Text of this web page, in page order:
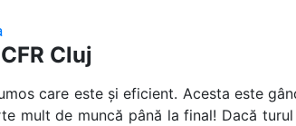
Cluj
care este și eficient. Acesta este
mult de muncă până la final! Dacă